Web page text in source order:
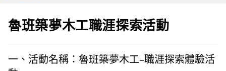
魯班築夢木工職涯探索活動
一、活動名稱：魯班築夢木工–職涯探索體驗活